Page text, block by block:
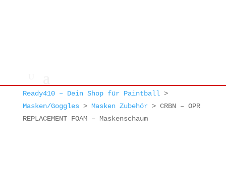
Ready410 – Dein Shop für Paintball>
Masken/Goggles> Masken Zubehör> CRBN – OPR
REPLACEMENT FOAM – Maskenschaum